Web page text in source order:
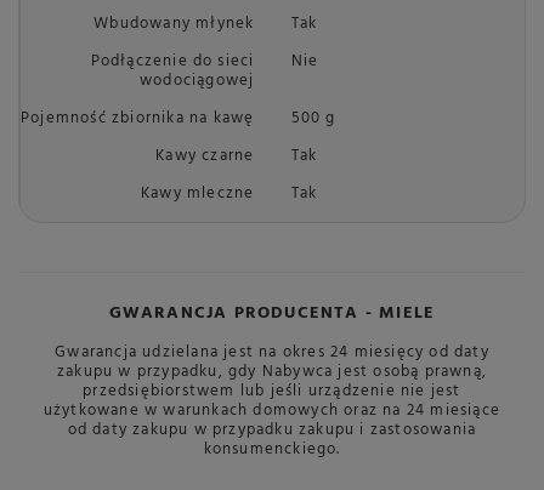
Wbudowany młynek
Tak
Podłączenie do sieci
wodociągowej
Nie
Pojemność zbiornika na kawę
500 g
Kawy czarne
Tak
Kawy mleczne
Tak
GWARANCJA PRODUCENTA - MIELE
Gwarancja udzielana jest na okres 24 miesięcy od daty
zakupu w przypadku, gdy Nabywca jest osobą prawną,
przedsiębiorstwem lub jeśli urządzenie nie jest
użytkowane w warunkach domowych oraz na 24 miesiące
od daty zakupu w przypadku zakupu i zastosowania
konsumenckiego.